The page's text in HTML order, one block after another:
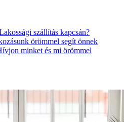
szállítás kapcsán?
örömmel segít önnek
minket és mi örömmel